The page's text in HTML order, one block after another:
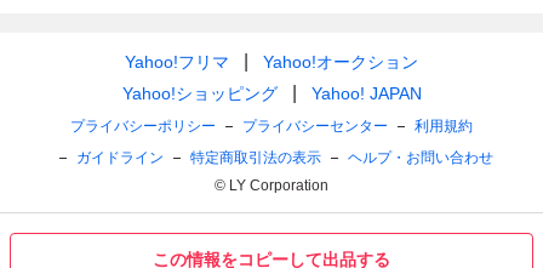
この情報をコピーして出品する
Yahoo!フリマ
Yahoo!オークション
Yahoo!ショッピング
Yahoo! JAPAN
プライバシーポリシー プライバシーセンター
利用規約
ガイドライン
特定商取引法の表示
ヘルプ・お問い合わせ
© LY Corporation